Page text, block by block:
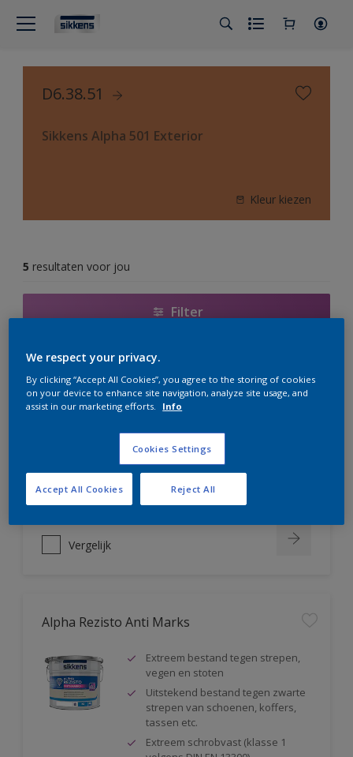
D6.38.51
Sikkens Alpha 501 Exterior
Kleur kiezen
5 resultaten voor jou
Filter
Alpha Rezisto Easy Clean
Ultiem vlekafstotend, makkelijk
Water-, vuil- en vetafstotend
Extreem schrobvast (klasse 1
Vergelijk
Alpha Rezisto Anti Marks
Extreem bestand tegen strepen,
vegen en stoten
Uitstekend bestand tegen zwarte
strepen van schoenen, koffers,
tassen etc.
Extreem schrobvast (klasse 1
We respect your privacy.
By clicking “Accept All Cookies”, you agree to the storing of cookies
on your device to enhance site navigation, analyze site usage, and
assist in our marketing efforts.
Info
Cookies Settings
Reject All
Accept All Cookies